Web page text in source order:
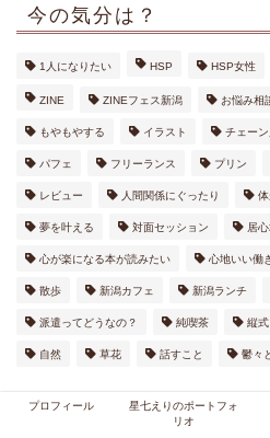
今の気分は？
1人になりたい HSP HSP女性
ZINE ZINEフェス新潟 お悩み相
もやもやする イラスト チェー
パフェ フリーランス プリン
レビュー 人間関係にぐったり
夢を叶える 対面セッション 居
心が楽になる本が読みたい 心地いい働
散歩 新潟カフェ 新潟ランチ
派遣ってどうなの？ 純喫茶 縦式
自然 草花 話すこと 鬱々
プロフィール
星七えりのポートフォ
リオ